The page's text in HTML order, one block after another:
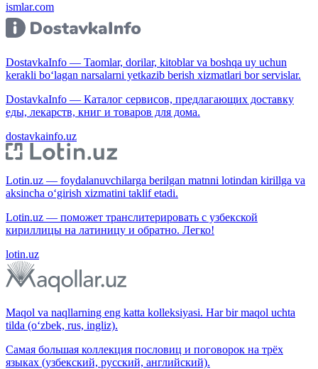
ismlar.com
DostavkaInfo — Taomlar, dorilar, kitoblar va boshqa uy uchun
kerakli bo‘lagan narsalarni yetkazib berish xizmatlari bor servislar.
DostavkaInfo — Каталог сервисов, предлагающих доставку
еды, лекарств, книг и товаров для дома.
dostavkainfo.uz
Lotin.uz — foydalanuvchilarga berilgan matnni lotindan kirillga va
aksincha o‘girish xizmatini taklif etadi.
Lotin.uz — поможет транслитерировать с узбекской
кириллицы на латиницу и обратно. Легко!
lotin.uz
Maqol va naqllarning eng katta kolleksiyasi. Har bir maqol uchta
tilda (o‘zbek, rus, ingliz).
Самая большая коллекция пословиц и поговорок на трёх
языках (узбекский, русский, английский).